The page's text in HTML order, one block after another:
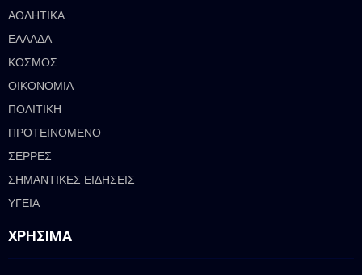
ΑΘΛΗΤΙΚΑ
ΕΛΛΑΔΑ
ΚΟΣΜΟΣ
ΟΙΚΟΝΟΜΙΑ
ΠΟΛΙΤΙΚΗ
ΠΡΟΤΕΙΝΟΜΕΝΟ
ΣΕΡΡΕΣ
ΣΗΜΑΝΤΙΚΕΣ ΕΙΔΗΣΕΙΣ
ΥΓΕΙΑ
ΧΡΉΣΙΜΑ